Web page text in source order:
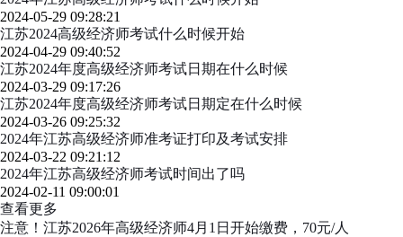
2024-05-29 09:28:21
江苏2024高级经济师考试什么时候开始
2024-04-29 09:40:52
江苏2024年度高级经济师考试日期在什么时候
2024-03-29 09:17:26
江苏2024年度高级经济师考试日期定在什么时候
2024-03-26 09:25:32
2024年江苏高级经济师准考证打印及考试安排
2024-03-22 09:21:12
2024年江苏高级经济师考试时间出了吗
2024-02-11 09:00:01
查看更多
注意！江苏2026年高级经济师4月1日开始缴费，70元/人